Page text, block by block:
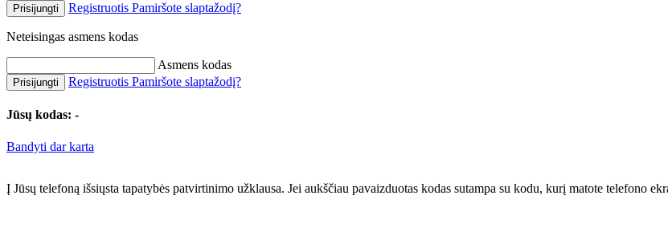
Prisijungti Registruotis Pamiršote slaptažodį?
Neteisingas asmens kodas
Asmens kodas
Prisijungti Registruotis Pamiršote slaptažodį?
Jūsų kodas: -
Bandyti dar karta
Į Jūsų telefoną išsiųsta tapatybės patvirtinimo užklausa. Jei aukščiau pavaizduotas kodas sutampa su kodu, kurį matote telefono